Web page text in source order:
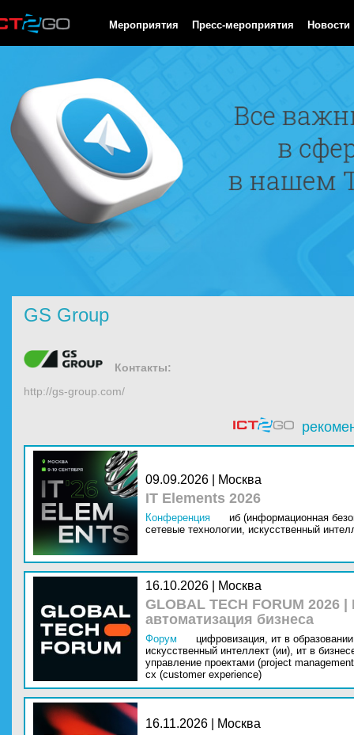
Мероприятия Пресс-мероприятия Новости
GS Group
Контакты:
http://gs-group.com/
09.09.2026 | Москва
IT Elements 2026
Конференция
иб (информационная
сетевые технологии, искусственный
16.10.2026 | Москва
GLOBAL TECH FORUM
автоматизация бизнеса
Форум цифровизация, ит в
искусственный интеллект (ии), ит в
управление проектами (project
cx (customer experience)
16.11.2026 | Москва